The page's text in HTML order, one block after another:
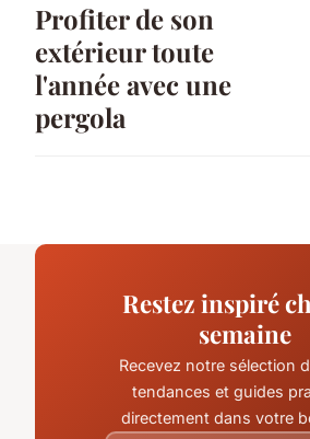
Profiter de son
extérieur toute
l'année avec une
pergola
Restez inspiré
semaine
Recevez notre sélection
tendances et guides
directement dans votre